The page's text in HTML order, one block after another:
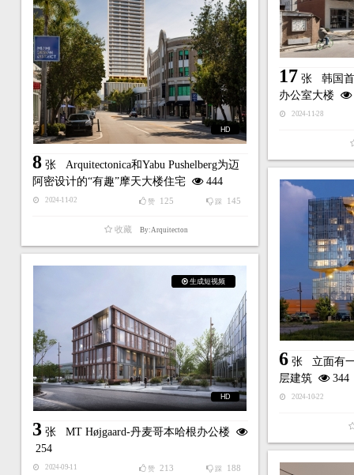
17 张 韩国
办公室大楼
2024-11-28
HD
8张 Arquitectonica和Yabu Pushelberg为迈
阿密设计的“有趣”摩天大楼住宅
444
2024-11-02 踩 145
赞 125
收藏 By:Arquitecton
6张 立面有
层建筑
344
2024-10-22
生成短视频
HD
3张 MT Højgaard-丹麦哥本哈根办公楼
254
2024-09-11 踩 188
赞 213